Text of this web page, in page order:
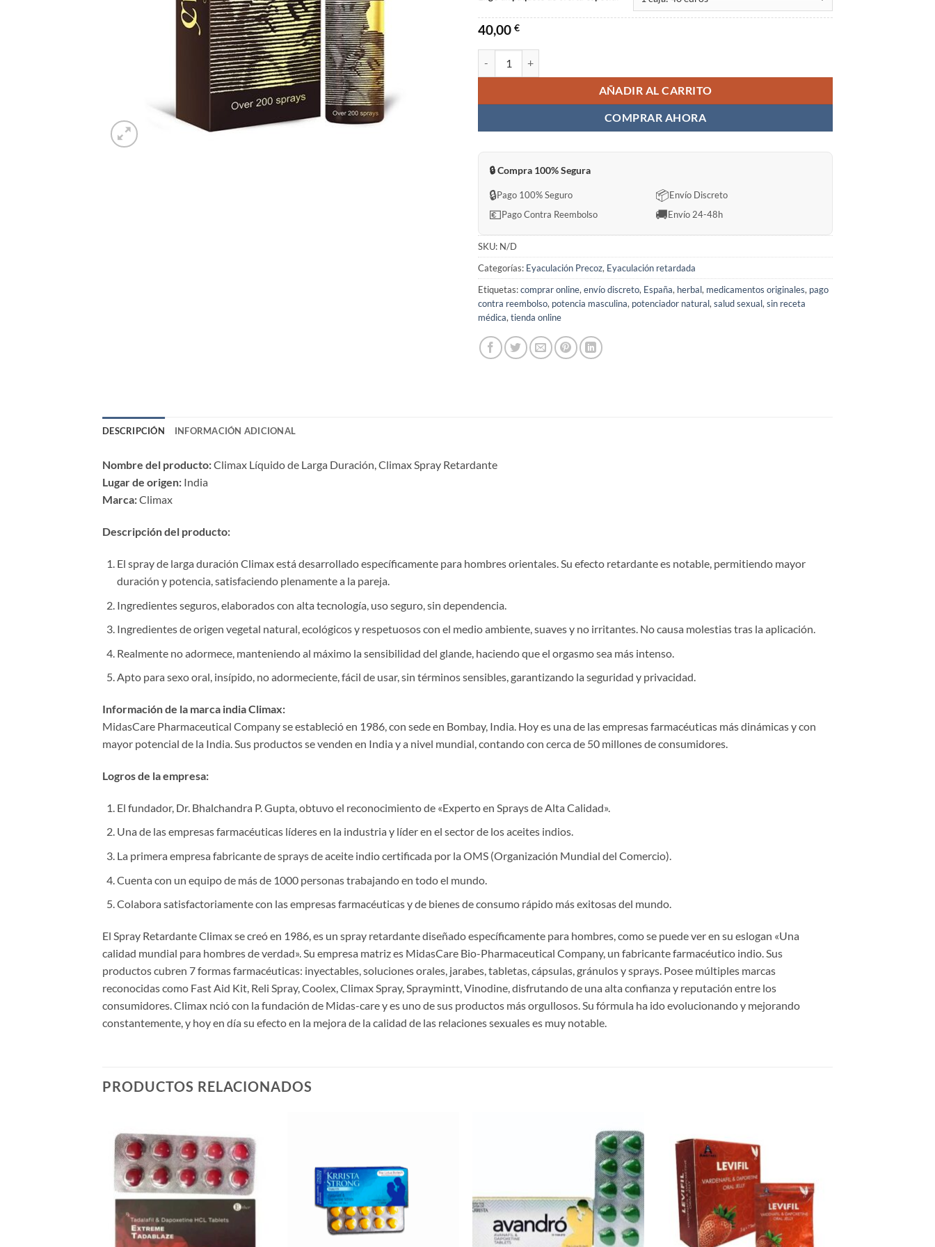
40,00 €
AÑADIR AL CARRITO
COMPRAR AHORA
🔒 Compra 100% Segura
🔒Pago 100% Seguro 📦Envío Discreto
💶Pago Contra Reembolso 🚚Envío 24-48h
SKU: N/D
Categorías: Eyaculación Precoz, Eyaculación retardada
Etiquetas:comprar online, envío discreto, España, herbal, medicamentos originales, pago
contra reembolso, potencia masculina, potenciador natural, salud sexual, sin receta
médica, tienda online
DESCRIPCIÓN INFORMACIÓN ADICIONAL
Nombre del producto:​​ Climax Líquido de Larga Duración, Climax Spray Retardante
Lugar de origen:​ ​ India
Marca:​​ Climax
Descripción del producto:​
El spray de larga duración Climax está desarrollado específicamente para hombres orientales. Su efecto retardante es notable, permitiendo mayor
duración y potencia, satisfaciendo plenamente a la pareja.
Ingredientes seguros, elaborados con alta tecnología, uso seguro, sin dependencia.
Ingredientes de origen vegetal natural, ecológicos y respetuosos con el medio ambiente, suaves y no irritantes. No causa molestias tras la aplicación.
Realmente no adormece, manteniendo al máximo la sensibilidad del glande, haciendo que el orgasmo sea más intenso.
Apto para sexo oral, insípido, no adormeciente, fácil de usar, sin términos sensibles, garantizando la seguridad y privacidad.
Información de la marca india Climax:​
MidasCare Pharmaceutical Company se estableció en 1986, con sede en Bombay, India. Hoy es una de las empresas farmacéuticas más dinámicas y con
mayor potencial de la India. Sus productos se venden en India y a nivel mundial, contando con cerca de 50 millones de consumidores.
Logros de la empresa:​
El fundador, Dr. Bhalchandra P. Gupta, obtuvo el reconocimiento de «Experto en Sprays de Alta Calidad».
Una de las empresas farmacéuticas líderes en la industria y líder en el sector de los aceites indios.
La primera empresa fabricante de sprays de aceite indio certificada por la OMS (Organización Mundial del Comercio).
Cuenta con un equipo de más de 1000 personas trabajando en todo el mundo.
Colabora satisfactoriamente con las empresas farmacéuticas y de bienes de consumo rápido más exitosas del mundo.
El Spray Retardante Climax se creó en 1986, es un spray retardante diseñado específicamente para hombres, como se puede ver en su eslogan «Una
calidad mundial para hombres de verdad». Su empresa matriz es MidasCare Bio-Pharmaceutical Company, un fabricante farmacéutico indio. Sus
productos cubren 7 formas farmacéuticas: inyectables, soluciones orales, jarabes, tabletas, cápsulas, gránulos y sprays. Posee múltiples marcas
reconocidas como Fast Aid Kit, Reli Spray, Coolex, Climax Spray, Spraymintt, Vinodine, disfrutando de una alta confianza y reputación entre los
consumidores. Climax nció con la fundación de Midas-care y es uno de sus productos más orgullosos. Su fórmula ha ido evolucionando y mejorando
constantemente, y hoy en día su efecto en la mejora de la calidad de las relaciones sexuales es muy notable.
PRODUCTOS RELACIONADOS